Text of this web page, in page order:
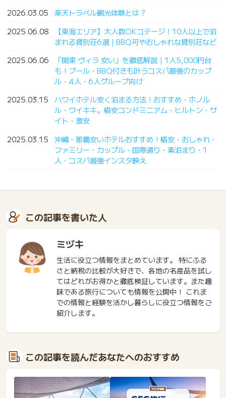
2026.03.05
楽天トラベル観光体験とは？
2025.06.08
【東海エリア】大人数OKコテージ！10人以上で泊
まれる貸別荘6選｜BBQ可やおしゃれな貸別荘など
2025.06.06
「関東 ヴィラ 安い」を徹底解説｜1人5,000円台
も！プール・BBQ付きも叶うコスパ最強のカップ
ル・4人・6人グループ向け
2025.03.15
ハワイホテル安く泊まる方法！おすすめ・ホノル
ル・ワイキキ。格安コンドミニアム・ヒルトン・サ
イト・激安
2025.03.15
沖縄・那覇安いホテルおすすめ！格安・おしゃれ・
ファミリー・カップル・国際通り・素泊まり・1
人・コスパ最強インスタ映え
この記事を書いた人
ミヅキ
生活に役立つ情報をまとめています。 特にふる
さと納税の比較が大好きで、各地の名産品を試し
てはどれがお得かと徹底検証しています。また趣
味である旅行についても情報を公開中！ これま
での情報と経験を活かし暮らしに役立つ情報をご
紹介します。
この記事を読んだあなたへのおすすめ